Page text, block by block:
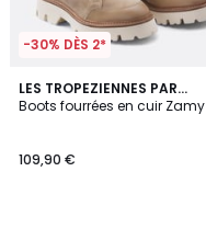
-30% DÈS 2*
LES TROPEZIENNES PAR
M.BELARBI
Boots fourrées en cuir Zamy
109,90 €